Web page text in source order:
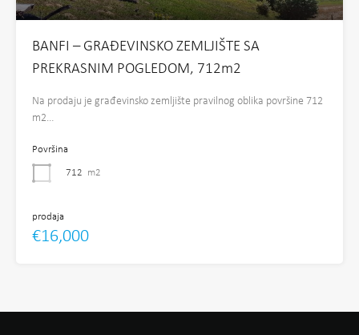
BANFI – GRAĐEVINSKO ZEMLJIŠTE SA
PREKRASNIM POGLEDOM, 712m2
Na prodaju je građevinsko zemljište pravilnog oblika površine 712
m2…
Površina
712 m2
prodaja
€16,000